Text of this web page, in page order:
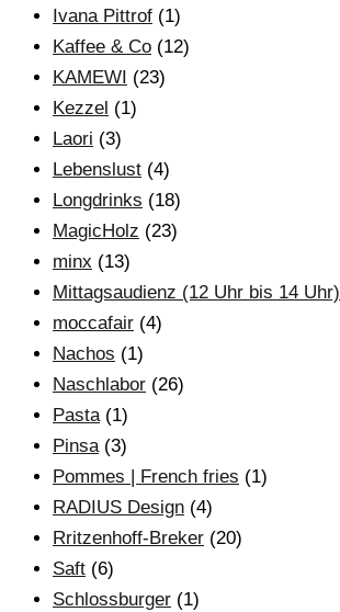
Ivana Pittrof (1)
Kaffee & Co (12)
KAMEWI (23)
Kezzel (1)
Laori (3)
Lebenslust (4)
Longdrinks (18)
MagicHolz (23)
minx (13)
Mittagsaudienz (12 Uhr bis 14 Uhr)
moccafair (4)
Nachos (1)
Naschlabor (26)
Pasta (1)
Pinsa (3)
Pommes | French fries (1)
RADIUS Design (4)
Rritzenhoff-Breker (20)
Saft (6)
Schlossburger (1)